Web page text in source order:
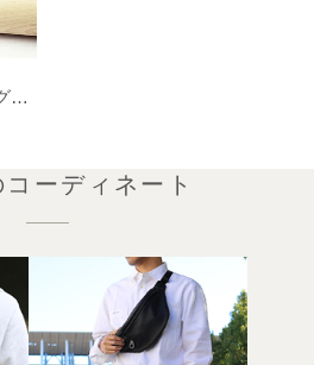
JAMのホームメイドリング（フリーサイズ）/ 手作り ペアリング
ーディネート